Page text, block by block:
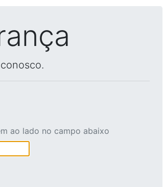
ao lado no campo abaixo